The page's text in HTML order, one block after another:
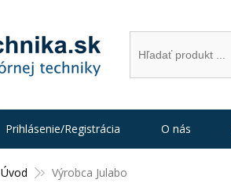
Úvod Výrobca Julabo
Prihlásenie/Registrácia O nás